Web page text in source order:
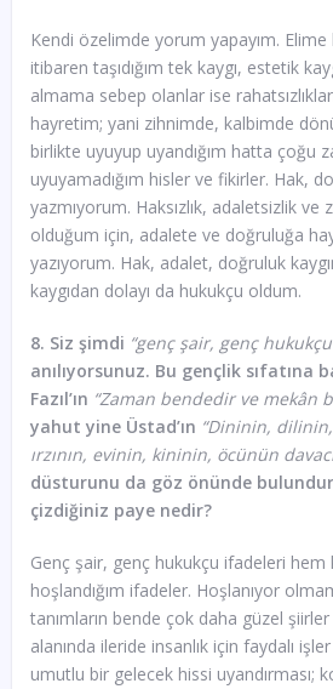
Kendi özelimde yorum yapayım. Elime
itibaren taşıdığım tek kaygı, estetik
almama sebep olanlar ise
hayretim; yani zihnimde, kalbimde
birlikte uyuyup uyandığım hatta çoğu
uyuyamadığım hisler ve fikirler. Hak,
yazmıyorum. Haksızlık, adaletsizlik ve
olduğum için, adalete ve doğruluğa
yazıyorum. Hak, adalet, doğruluk
kaygıdan dolayı da hukukçu oldum.
8. Siz şimdi “genç şair, genç
anılıyorsunuz. Bu gençlik sıfatına
Fazıl’ın “Zaman bendedir ve mekân
yahut yine Üstad’ın “Dininin,
ırzının, evinin, kininin, öcünün
düsturunu da göz önünde
çizdiğiniz paye nedir?
Genç şair, genç hukukçu ifadeleri
hoşlandığım ifadeler. Hoşlanıyor
tanımların bende çok daha güzel
alanında ileride insanlık için faydalı
umutlu bir gelecek hissi uyandırması;